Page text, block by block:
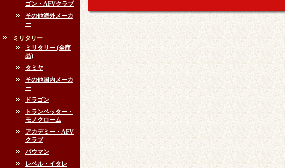
ゴン・AFVクラブ
その他海外メーカ
ー
ミリタリー
ミリタリー (全商
品)
タミヤ
その他国内メーカ
ー
ドラゴン
トランペッター・
モノクローム
アカデミー・AFV
クラブ
バウマン
レベル・イタレ